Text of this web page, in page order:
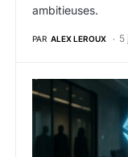
ambitieuses.
PAR ALEX LEROUX 5
MegaETH